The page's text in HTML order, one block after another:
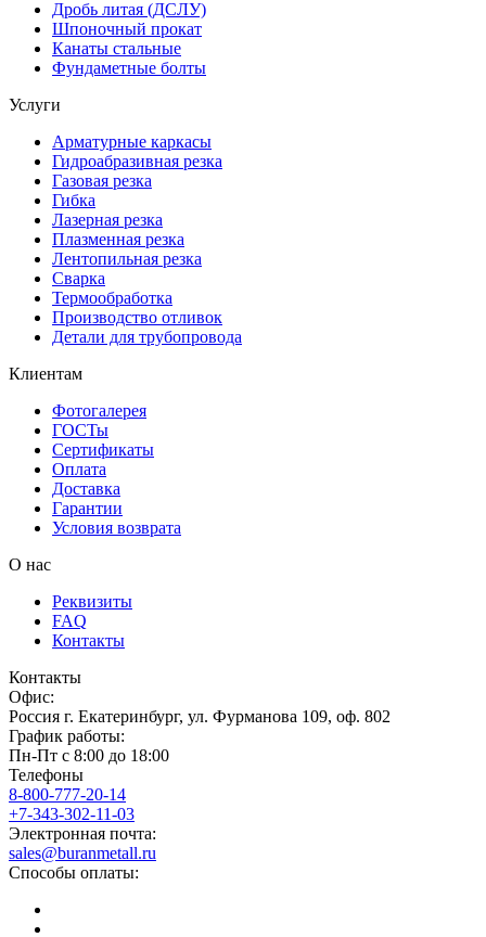
Дробь литая (ДСЛУ)
Шпоночный прокат
Канаты стальные
Фундаметные болты
Услуги
Арматурные каркасы
Гидроабразивная резка
Газовая резка
Гибка
Лазерная резка
Плазменная резка
Лентопильная резка
Сварка
Термообработка
Производство отливок
Детали для трубопровода
Клиентам
Фотогалерея
ГОСТы
Сертификаты
Оплата
Доставка
Гарантии
Условия возврата
О нас
Реквизиты
FAQ
Контакты
Контакты
Офис:
Россия г. Екатеринбург, ул. Фурманова 109, оф. 802
График работы:
Пн-Пт с 8:00 до 18:00
Телефоны
8-800-777-20-14
+7-343-302-11-03
Электронная почта:
sales@buranmetall.ru
Способы оплаты: